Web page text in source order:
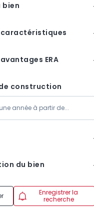
bien
ERA
construction
du bien
Enregistrer la
recherche